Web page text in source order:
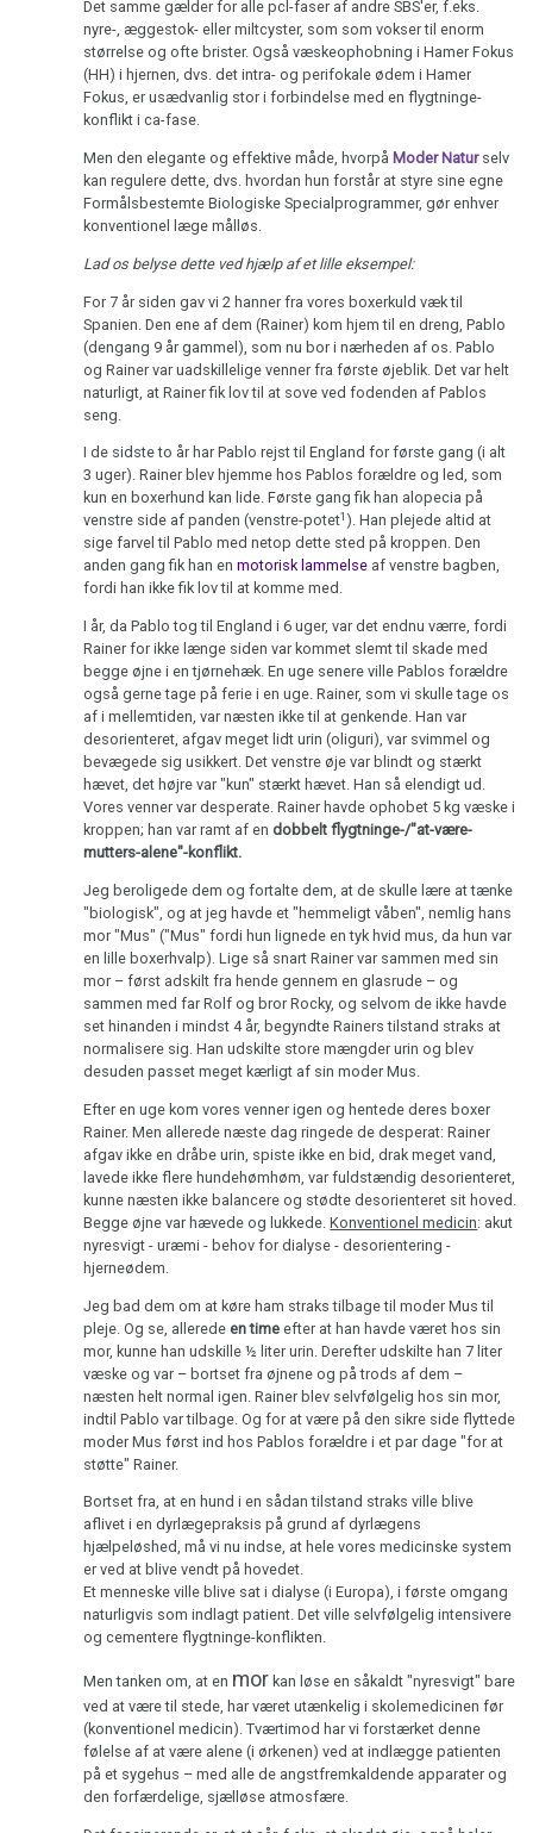
Webstedet
opførelse
Det samme gælder for alle pcl-faser af andre SBS'er, f.eks.
nyre-, æggestok- eller miltcyster, som som vokser til enorm
størrelse og ofte brister. Også væskeophobning i Hamer Fokus
(HH) i hjernen, dvs. det intra- og perifokale ødem i Hamer
Fokus, er usædvanlig stor i forbindelse med en flygtninge-
konflikt i ca-fase.
Men den elegante og effektive måde, hvorpå Moder Naturselv
kan regulere dette, dvs. hvordan hun forstår at styre sine egne
Formålsbestemte Biologiske Specialprogrammer, gør enhver
konventionel læge målløs.
Lad os belyse dette ved hjælp af et lille eksempel:
For 7 år siden gav vi 2 hanner fra vores boxerkuld væk til
Spanien. Den ene af dem (Rainer) kom hjem til en dreng, Pablo
(dengang 9 år gammel), som nu bor i nærheden af os. Pablo
og Rainer var uadskillelige venner fra første øjeblik. Det var helt
naturligt, at Rainer fik lov til at sove ved fodenden af Pablos
seng.
I de sidste to år har Pablo rejst til England for første gang (i alt
3 uger). Rainer blev hjemme hos Pablos forældre og led, som
kun en boxerhund kan lide. Første gang fik han alopecia på
venstre side af panden (venstre-potet1). Han plejede altid at
sige farvel til Pablo med netop dette sted på kroppen. Den
anden gang fik han enmotorisk lammelse af venstre bagben,
fordi han ikke fik lov til at komme med.
I år, da Pablo tog til England i 6 uger, var det endnu værre, fordi
Rainer for ikke længe siden var kommet slemt til skade med
begge øjne i en tjørnehæk. En uge senere ville Pablos forældre
også gerne tage på ferie i en uge. Rainer, som vi skulle tage os
af i mellemtiden, var næsten ikke til at genkende. Han var
desorienteret, afgav meget lidt urin (oliguri), var svimmel og
bevægede sig usikkert. Det venstre øje var blindt og stærkt
hævet, det højre var "kun" stærkt hævet. Han så elendigt ud.
Vores venner var desperate. Rainer havde ophobet 5 kg væske i
kroppen; han var ramt af endobbelt flygtninge-/"at-være-
mutters-alene"-konflikt.
Jeg beroligede dem og fortalte dem, at de skulle lære at tænke
"biologisk", og at jeg havde et "hemmeligt våben", nemlig hans
mor "Mus" ("Mus" fordi hun lignede en tyk hvid mus, da hun var
en lille boxerhvalp). Lige så snart Rainer var sammen med sin
mor – først adskilt fra hende gennem en glasrude – og
sammen med far Rolf og bror Rocky, og selvom de ikke havde
set hinanden i mindst 4 år, begyndte Rainers tilstand straks at
normalisere sig. Han udskilte store mængder urin og blev
desuden passet meget kærligt af sin moder Mus.
Efter en uge kom vores venner igen og hentede deres boxer
Rainer. Men allerede næste dag ringede de desperat: Rainer
afgav ikke en dråbe urin, spiste ikke en bid, drak meget vand,
lavede ikke flere hundehømhøm, var fuldstændig desorienteret,
kunne næsten ikke balancere og stødte desorienteret sit hoved.
Begge øjne var hævede og lukkede.Konventionel medicin: akut
nyresvigt - uræmi - behov for dialyse - desorientering -
hjerneødem.
Jeg bad dem om at køre ham straks tilbage til moder Mus til
pleje. Og se, alleredeen time efter at han havde været hos sin
mor, kunne han udskille ½ liter urin. Derefter udskilte han 7 liter
væske og var – bortset fra øjnene og på trods af dem –
næsten helt normal igen. Rainer blev selvfølgelig hos sin mor,
indtil Pablo var tilbage. Og for at være på den sikre side flyttede
moder Mus først ind hos Pablos forældre i et par dage "for at
støtte" Rainer.
Bortset fra, at en hund i en sådan tilstand straks ville blive
aflivet i en dyrlægepraksis på grund af dyrlægens
hjælpeløshed, må vi nu indse, at hele vores medicinske system
er ved at blive vendt på hovedet.
Et menneske ville blive sat i dialyse (i Europa), i første omgang
naturligvis som indlagt patient. Det ville selvfølgelig intensivere
og cementere flygtninge-konflikten.
Men tanken om, at en mor kan løse en såkaldt "nyresvigt" bare
ved at være til stede, har været utænkelig i skolemedicinen før
(konventionel medicin). Tværtimod har vi forstærket denne
følelse af at være alene (i ørkenen) ved at indlægge patienten
på et sygehus – med alle de angstfremkaldende apparater og
den forfærdelige, sjælløse atmosfære.